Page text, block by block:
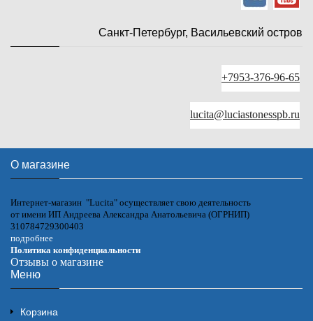
Санкт-Петербург, Васильевский остров
+7953-376-96-65
lucita@luciastonesspb.ru
О магазине
Интернет-магазин "Lucita" осуществляет свою деятельность
от имени ИП Андреева Александра Анатольевича (ОГРНИП)
310784729300403
подробнее
Политика конфиденциальности
Отзывы о магазине
Меню
Корзина